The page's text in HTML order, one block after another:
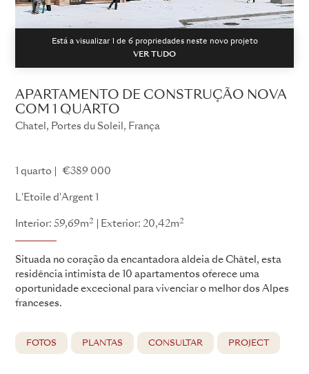
Está a visualizar 1 de 6propriedades neste novo projeto
VER TUDO
APARTAMENTO DE CONSTRUÇÃO NOVA
COM 1 QUARTO
Chatel, Portes du Soleil, França
1 quarto €389 000
L'Etoile d'Argent 1
Interior: 59,69m2 Exterior: 20,42m2
Situada no coração da encantadora aldeia de Châtel, esta
residência intimista de 10 apartamentos oferece uma
oportunidade excecional para vivenciar o melhor dos Alpes
franceses.
FOTOS PLANTAS CONSULTAR PROJECT